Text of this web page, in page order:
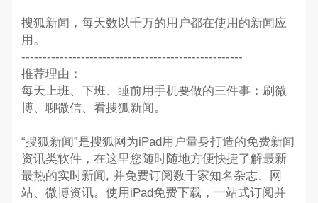
搜狐新闻，每天数以千万的用户都在使用的新闻应
用。
----------------------------------------------------
推荐理由：
每天上班、下班、睡前用手机要做的三件事：刷微
博、聊微信、看搜狐新闻。
“搜狐新闻”是搜狐网为iPad用户量身打造的免费新闻
资讯类软件，在这里您随时随地方便快捷了解最新
最热的实时新闻, 并免费订阅数千家知名杂志、网
站、微博资讯。使用iPad免费下载，一站式订阅并